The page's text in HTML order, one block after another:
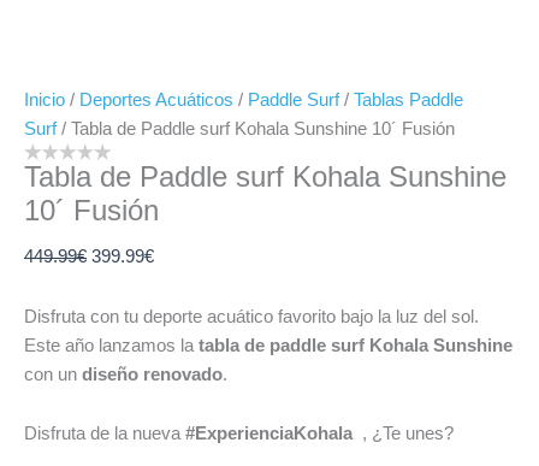
Inicio / Deportes Acuáticos / Paddle Surf/ Tablas Paddle
Surf/ Tabla de Paddle surf Kohala Sunshine 10´ Fusión
Tabla de Paddle surf Kohala Sunshine
10´ Fusión
449.99€ 399.99€
Disfruta con tu deporte acuático favorito bajo la luz del sol.
Este año lanzamos la tabla de paddle surf Kohala Sunshine
con un diseño renovado.
Disfruta de la nueva #ExperienciaKohala , ¿Te unes?